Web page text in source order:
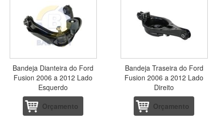
Bandeja Dianteira do Ford
Fusion 2006 a 2012 Lado
Esquerdo
Orçamento
Bandeja Traseira do Ford
Fusion 2006 a 2012 Lado
Direito
Orçamento